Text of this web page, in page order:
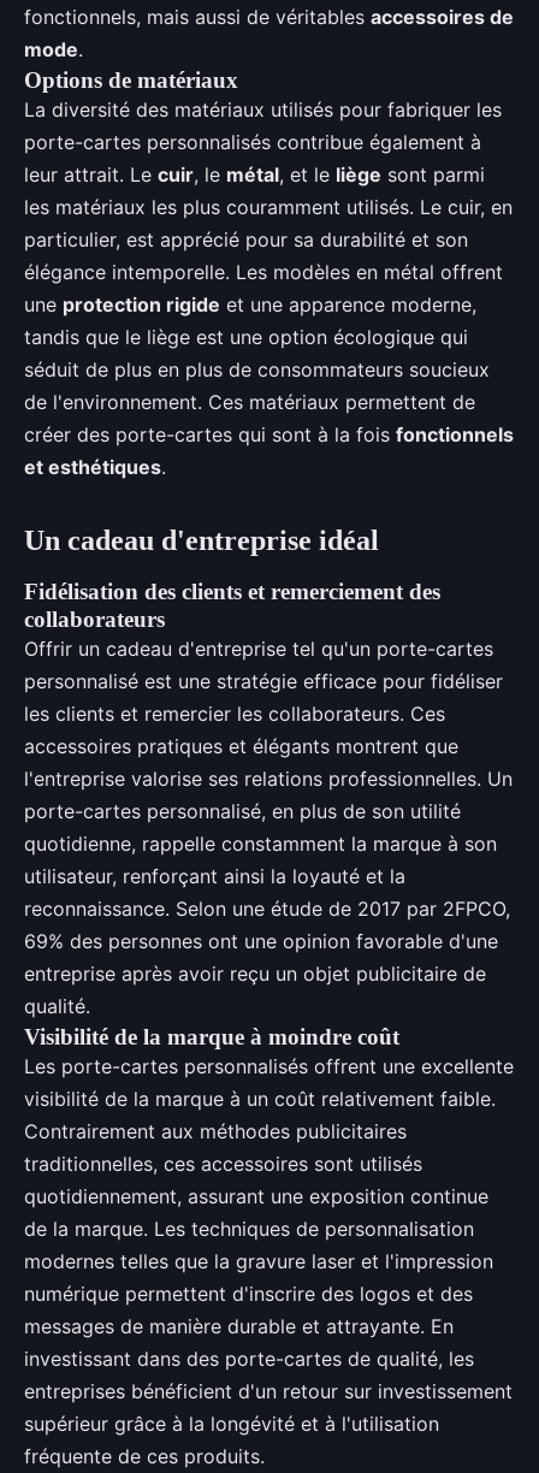
fonctionnels, mais aussi de véritables accessoires de
mode.
Options de matériaux
La diversité des matériaux utilisés pour fabriquer les
porte-cartes personnalisés contribue également à
leur attrait. Le cuir, le métal, et le liège sont parmi
les matériaux les plus couramment utilisés. Le cuir, en
particulier, est apprécié pour sa durabilité et son
élégance intemporelle. Les modèles en métal offrent
une protection rigide et une apparence moderne,
tandis que le liège est une option écologique qui
séduit de plus en plus de consommateurs soucieux
de l'environnement. Ces matériaux permettent de
créer des porte-cartes qui sont à la fois fonctionnels
et esthétiques.
Un cadeau d'entreprise idéal
Fidélisation des clients et remerciement des
collaborateurs
Offrir un cadeau d'entreprise tel qu'un porte-cartes
personnalisé est une stratégie efficace pour fidéliser
les clients et remercier les collaborateurs. Ces
accessoires pratiques et élégants montrent que
l'entreprise valorise ses relations professionnelles. Un
porte-cartes personnalisé, en plus de son utilité
quotidienne, rappelle constamment la marque à son
utilisateur, renforçant ainsi la loyauté et la
reconnaissance. Selon une étude de 2017 par 2FPCO,
69% des personnes ont une opinion favorable d'une
entreprise après avoir reçu un objet publicitaire de
qualité.
Visibilité de la marque à moindre coût
Les porte-cartes personnalisés offrent une excellente
visibilité de la marque à un coût relativement faible.
Contrairement aux méthodes publicitaires
traditionnelles, ces accessoires sont utilisés
quotidiennement, assurant une exposition continue
de la marque. Les techniques de personnalisation
modernes telles que la gravure laser et l'impression
numérique permettent d'inscrire des logos et des
messages de manière durable et attrayante. En
investissant dans des porte-cartes de qualité, les
entreprises bénéficient d'un retour sur investissement
supérieur grâce à la longévité et à l'utilisation
fréquente de ces produits.